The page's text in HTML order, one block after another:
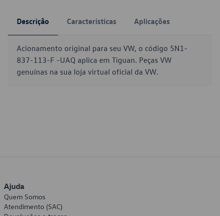
Descrição Características Aplicações
Acionamento original para seu VW, o código 5N1-
837-113-F -UAQ aplica em Tiguan. Peças VW
genuínas na sua loja virtual oficial da VW.
Ajuda
Quem Somos
Atendimento (SAC)